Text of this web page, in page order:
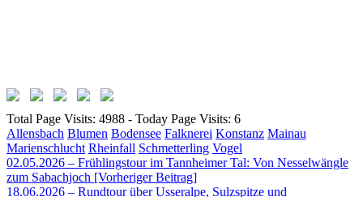
Total Page Visits: 4988 - Today Page Visits: 6
Allensbach Blumen Bodensee Falknerei Konstanz Mainau
Marienschlucht Rheinfall Schmetterling Vogel
Beitragsnavigation
02.05.2026 – Frühlingstour im Tannheimer Tal: Von Nesselwängle
zum Sabachjoch [Vorheriger Beitrag]
18.06.2026 – Rundtour über Usseralpe, Sulzspitze und